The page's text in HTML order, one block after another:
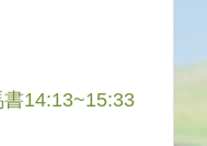
14:13~15:33